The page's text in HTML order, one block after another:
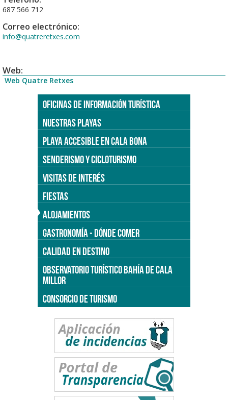
687 566 712
Correo electrónico:
info@quatreretxes.com
Web:
Web Quatre Retxes
OFICINAS DE INFORMACIÓN TURÍSTICA
NUESTRAS PLAYAS
PLAYA ACCESIBLE EN CALA BONA
SENDERISMO Y CICLOTURISMO
VISITAS DE INTERÉS
FIESTAS
ALOJAMIENTOS
GASTRONOMÍA - DÓNDE COMER
CALIDAD EN DESTINO
OBSERVATORIO TURÍSTICO BAHÍA DE CALA
MILLOR
CONSORCIO DE TURISMO